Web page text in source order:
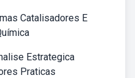
Catalisadores E
Estrategica
Praticas